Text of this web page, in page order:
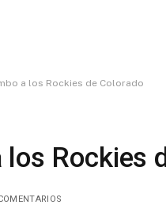
a los Rockies de Colorado
Rockies